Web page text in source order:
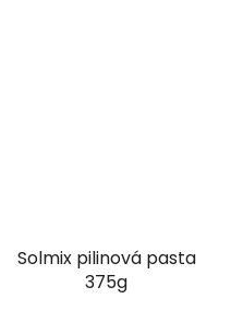
Solmix pilinová pasta
375g